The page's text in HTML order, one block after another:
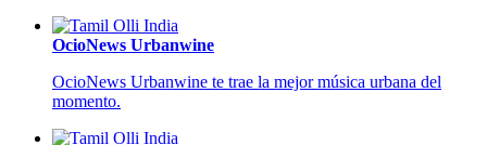
OcioNews Urbanwine
OcioNews Urbanwine te trae la mejor música urbana del
momento.